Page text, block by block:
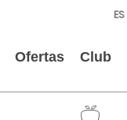
Ofertas Club